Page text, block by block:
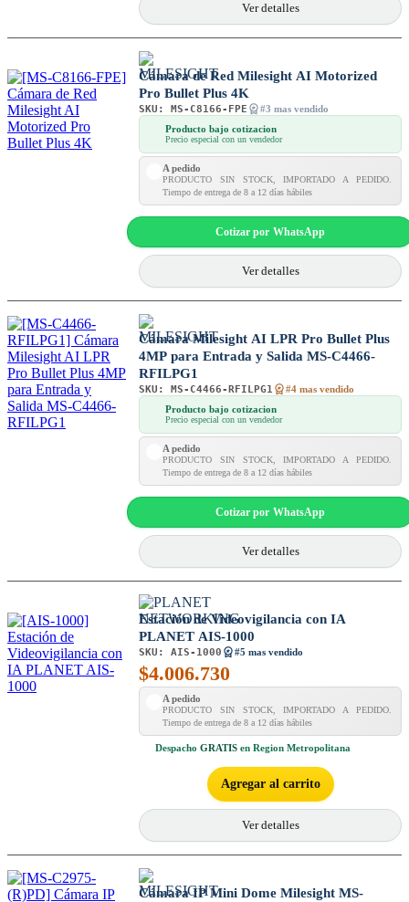
Ver detalles
Cámara de Red Milesight AI Motorized
Pro Bullet Plus 4K
SKU: MS-C8166-FPE #3 mas vendido
Producto bajo cotizacion
Precio especial con un vendedor
A pedido
PRODUCTO SIN STOCK, IMPORTADO A PEDIDO.
Tiempo de entrega de 8 a 12 días hábiles
Cotizar por WhatsApp
Ver detalles
Cámara Milesight AI LPR Pro Bullet Plus
4MP para Entrada y Salida MS-C4466-
RFILPG1
SKU: MS-C4466-RFILPG1 #4 mas vendido
Producto bajo cotizacion
Precio especial con un vendedor
A pedido
PRODUCTO SIN STOCK, IMPORTADO A PEDIDO.
Tiempo de entrega de 8 a 12 días hábiles
Cotizar por WhatsApp
Ver detalles
Estación de Videovigilancia con IA
PLANET AIS-1000
SKU: AIS-1000 #5 mas vendido
$4.006.730
A pedido
PRODUCTO SIN STOCK, IMPORTADO A PEDIDO.
Tiempo de entrega de 8 a 12 días hábiles
Despacho GRATIS en Region Metropolitana
Agregar al carrito
Ver detalles
Cámara IP Mini Dome Milesight MS-